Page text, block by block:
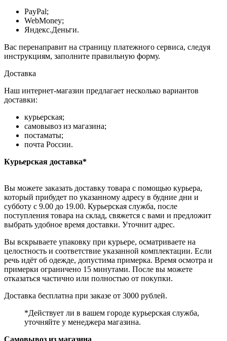
PayPal;
WebMoney;
Яндекс.Деньги.
Вас перенаправит на страницу платежного сервиса, следуя
инструкциям, заполните правильную форму.
Доставка
Наш интернет-магазин предлагает несколько вариантов
доставки:
курьерская;
самовывоз из магазина;
постаматы;
почта России.
Курьерская доставка*
Вы можете заказать доставку товара с помощью курьера,
который прибудет по указанному адресу в будние дни и
субботу с 9.00 до 19.00. Курьерская служба, после
поступления товара на склад, свяжется с вами и предложит
выбрать удобное время доставки. Уточнит адрес.
Вы вскрываете упаковку при курьере, осматриваете на
целостность и соответствие указанной комплектации. Если
речь идёт об одежде, допустима примерка. Время осмотра и
примерки ограничено 15 минутами. После вы можете
отказаться частично или полностью от покупки.
Доставка бесплатна при заказе от 3000 рублей.
*Действует ли в вашем городе курьерская служба,
уточняйте у менеджера магазина.